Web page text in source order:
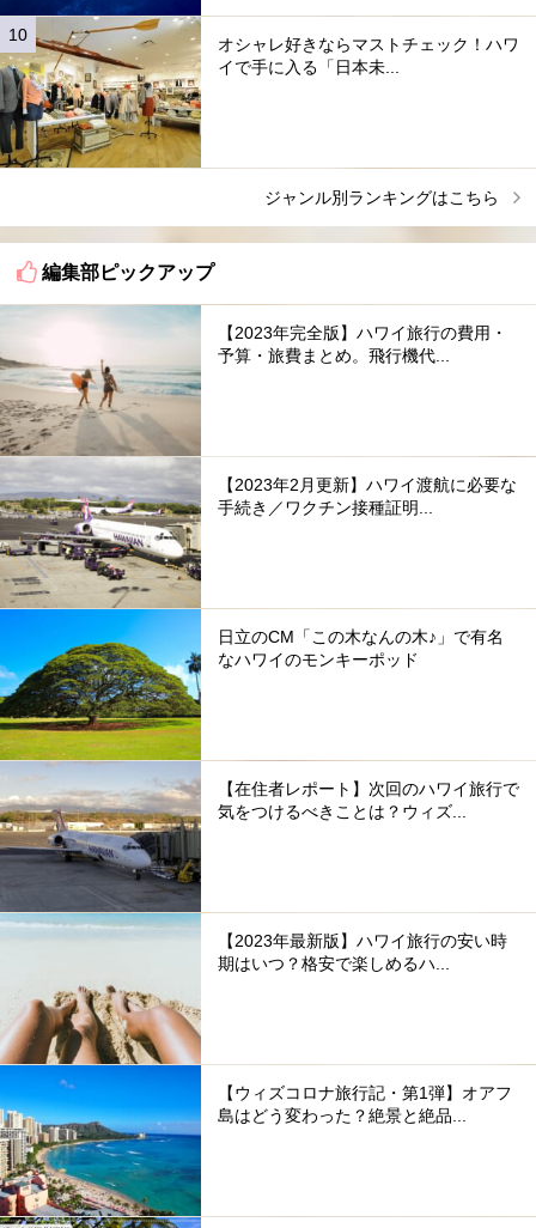
オシャレ好きならマストチェック！ハワ
イで手に入る「日本未...
ジャンル別ランキングはこちら
編集部ピックアップ
【2023年完全版】ハワイ旅行の費用・
予算・旅費まとめ。飛行機代...
【2023年2月更新】ハワイ渡航に必要な
手続き／ワクチン接種証明...
日立のCM「この木なんの木♪」で有名
なハワイのモンキーポッド
【在住者レポート】次回のハワイ旅行で
気をつけるべきことは？ウィズ...
【2023年最新版】ハワイ旅行の安い時
期はいつ？格安で楽しめるハ...
【ウィズコロナ旅行記・第1弾】オアフ
島はどう変わった？絶景と絶品...